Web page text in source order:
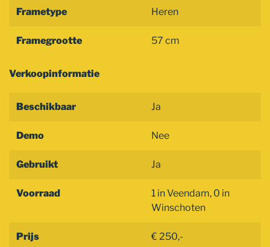
Frametype Heren
Framegrootte 57 cm
Verkoopinformatie
Beschikbaar Ja
Demo Nee
Gebruikt Ja
Voorraad
1 in Veendam, 0 in
Winschoten
Prijs € 250,-